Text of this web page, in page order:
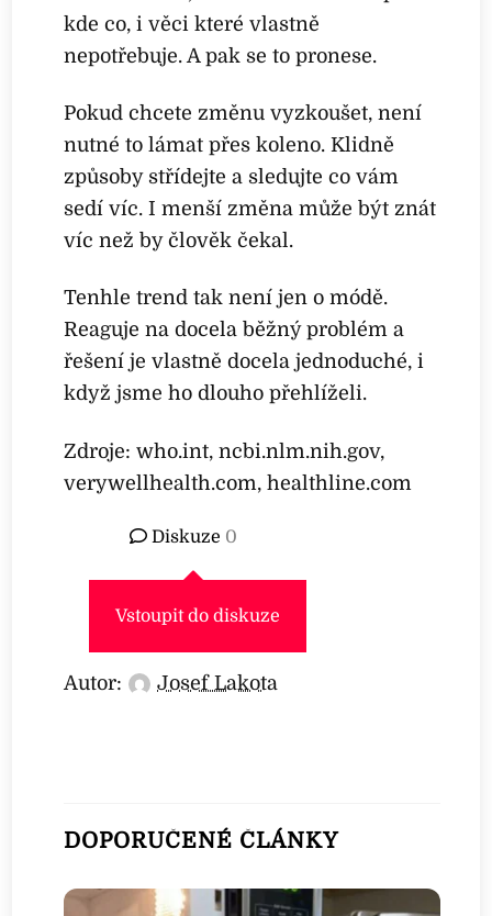
kde co, i věci které vlastně
nepotřebuje. A pak se to pronese.
Pokud chcete změnu vyzkoušet, není
nutné to lámat přes koleno. Klidně
způsoby střídejte a sledujte co vám
sedí víc. I menší změna může být znát
víc než by člověk čekal.
Tenhle trend tak není jen o módě.
Reaguje na docela běžný problém a
řešení je vlastně docela jednoduché, i
když jsme ho dlouho přehlíželi.
Zdroje: who.int, ncbi.nlm.nih.gov,
verywellhealth.com, healthline.com
Diskuze 0
Vstoupit do diskuze
Autor: Josef Lakota
DOPORUČENÉ ČLÁNKY